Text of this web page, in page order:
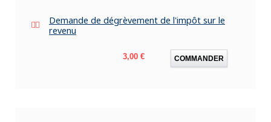
Demande de dégrèvement de l'impôt sur le
revenu
Prix
3,00 € COMMANDER